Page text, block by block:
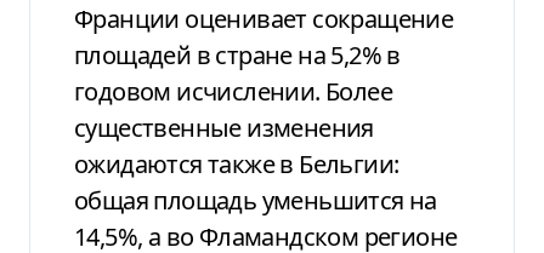
Франции оценивает сокращение
площадей в стране на 5,2% в
годовом исчислении. Более
существенные изменения
ожидаются также в Бельгии:
общая площадь уменьшится на
14,5%, а во Фламандском регионе